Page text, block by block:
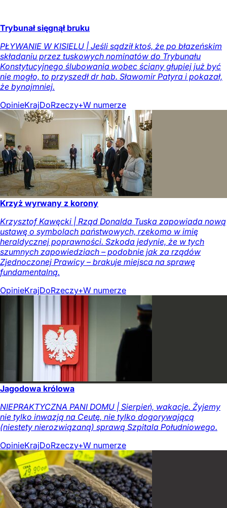
Trybunał sięgnął bruku
PŁYWANIE W KISIELU | Jeśli sądził ktoś, że po błazeńskim
składaniu przez tuskowych nominatów do Trybunału
Konstytucyjnego ślubowania wobec ściany głupiej już być
nie mogło, to przyszedł dr hab. Sławomir Patyra i pokazał,
że bynajmniej.
OpinieKrajDoRzeczy+W numerze
Krzyż wyrwany z korony
Krzysztof Kawęcki | Rząd Donalda Tuska zapowiada nową
ustawę o symbolach państwowych, rzekomo w imię
heraldycznej poprawności. Szkoda jedynie, że w tych
szumnych zapowiedziach – podobnie jak za rządów
Zjednoczonej Prawicy – brakuje miejsca na sprawę
fundamentalną.
OpinieKrajDoRzeczy+W numerze
Jagodowa królowa
NIEPRAKTYCZNA PANI DOMU | Sierpień, wakacje. Żyjemy
nie tylko inwazją na Ceutę, nie tylko dogorywającą
(niestety nierozwiązaną) sprawą Szpitala Południowego.
OpinieKrajDoRzeczy+W numerze